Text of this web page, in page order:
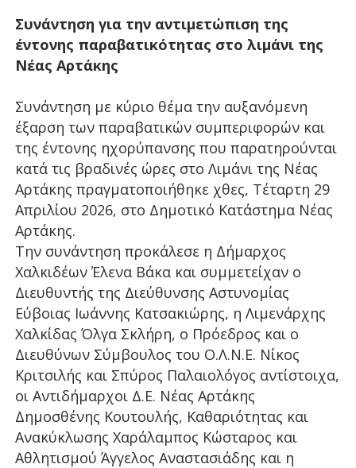
Συνάντηση για την αντιμετώπιση της
έντονης παραβατικότητας στο λιμάνι της
Νέας Αρτάκης
Συνάντηση με κύριο θέμα την αυξανόμενη
έξαρση των παραβατικών συμπεριφορών και
της έντονης ηχορύπανσης που παρατηρούνται
κατά τις βραδινές ώρες στο Λιμάνι της Νέας
Αρτάκης πραγματοποιήθηκε χθες, Τέταρτη 29
Απριλίου 2026, στο Δημοτικό Κατάστημα Νέας
Αρτάκης.
Την συνάντηση προκάλεσε η Δήμαρχος
Χαλκιδέων Έλενα Βάκα και συμμετείχαν ο
Διευθυντής της Διεύθυνσης Αστυνομίας
Εύβοιας Ιωάννης Κατσακιώρης, η Λιμενάρχης
Χαλκίδας Όλγα Σκλήρη, ο Πρόεδρος και ο
Διευθύνων Σύμβουλος του Ο.Λ.Ν.Ε. Νίκος
Κριτσιλής και Σπύρος Παλαιολόγος αντίστοιχα,
οι Αντιδήμαρχοι Δ.Ε. Νέας Αρτάκης
Δημοσθένης Κουτουλής, Καθαριότητας και
Ανακύκλωσης Χαράλαμπος Κώσταρος και
Αθλητισμού Άγγελος Αναστασιάδης και η